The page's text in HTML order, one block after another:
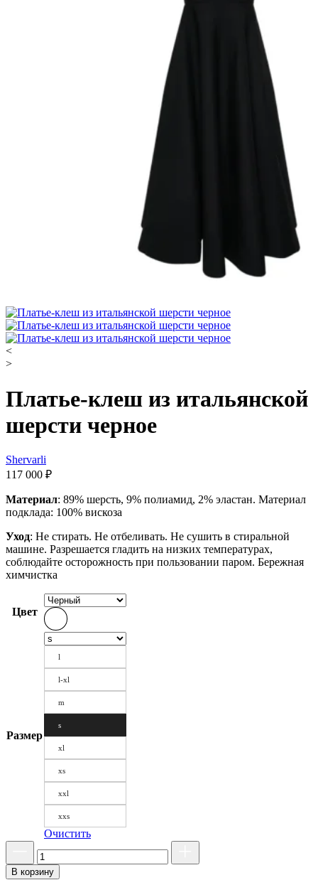
<
>
Платье-клеш из итальянской
шерсти черное
Shervarli
117 000 ₽
Материал: 89% шерсть, 9% полиамид, 2% эластан. Материал
подклада: 100% вискоза
Уход: Не стирать. Не отбеливать. Не сушить в стиральной
машине. Разрешается гладить на низких температурах,
соблюдайте осторожность при пользовании паром. Бережная
химчистка
Цвет
Размер
l
l-xl
m
s
xl
xs
xxl
xxs
Очистить
В корзину